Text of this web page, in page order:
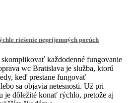
riešenie nepríjemných porúch
každodenné fungovanie
wc Bratislava je služba, ktorú
keď prestane fungovať
sa objavia netesnosti. Už pri
je dôležité konať rýchlo, pretože aj